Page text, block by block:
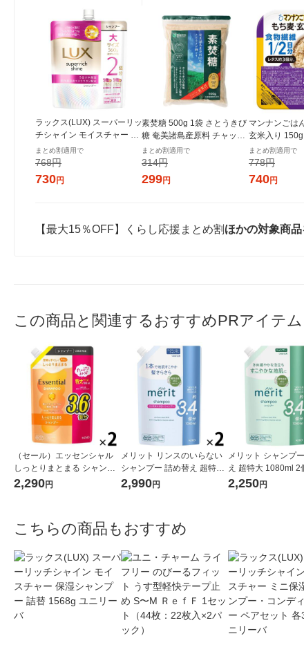
ラックス(LUX) スーパーリッ
チシャイン モイスチャー 保
湿シャンプー 詰替 560g ユ
ニリーバ
まとめ割適用で
768円
730円
素焚糖 500g 1袋 さとうきび
糖 奄美諸島産原料 チャック
まとめ割適用で
314円
299円
マンナンごは
玄米入り
まとめ割適用で
778円
740円
【最大15％OFF】くらし応援まとめ割 ほかの対象商
この商品と関連するおすすめPRアイテム
（セール）エッセンシャル
しっとりまとまる シャンプ
ー 詰め替え 大容量 1080ml
2個 花王
2,290円
メリット リンスのいらない
シャンプー 詰め替え 超特大
1080ml 2個 花王
2,990円
メリット シャンプ
え 超特大 1080ml 2
2,250円
こちらの商品もおすすめ